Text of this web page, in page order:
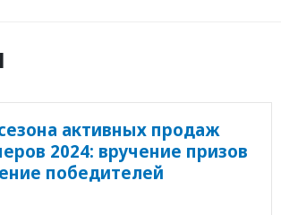
активных продаж
2024: вручение призов
победителей